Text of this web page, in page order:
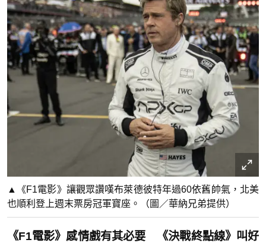
▲《F1電影》讓觀眾讚嘆布萊德彼特年過60依舊帥氣，北美
也順利登上週末票房冠軍寶座。（圖／華納兄弟提供）
《F1電影》感情戲有其必要 《決戰終點線》叫好